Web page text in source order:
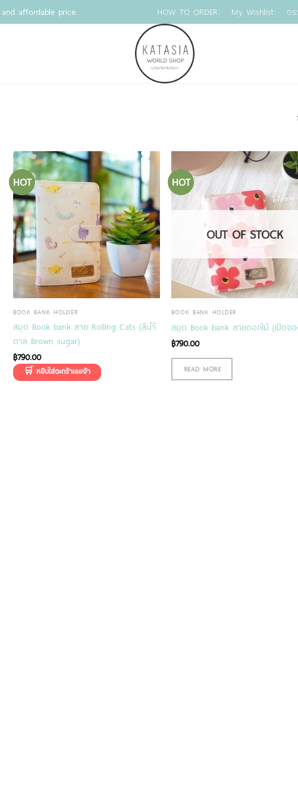
affordable price. HOW TO ORDER My Wishlist ต
HOT
BOOK BANK HOLDER
สมุด Book bank ลาย Rolling Cats (สีนำ้
ตาล Brown sugar)
฿790.00
HOT
OUT OF STOCK
BOOK BANK HOLDER
สมุด Book bank ลายดอกไม้ (เปิดจ
฿790.00
READ MORE